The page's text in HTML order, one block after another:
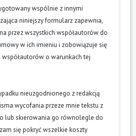
wspólnie z innymi
niniejszy formularz zapewnia,
przez wszystkich współautorów do
w ich imieniu i zobowiązuje się
o warunkach tej
nieuzgodnionego z redakcją
wycofania przeze mnie tekstu z
lub skierowania go równolegle do
się pokryć wszelkie koszty